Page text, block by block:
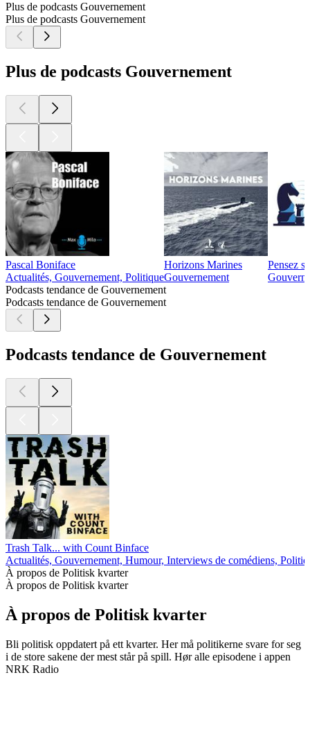
Plus de podcasts Gouvernement
Plus de podcasts Gouvernement
Plus de podcasts Gouvernement
Pascal Boniface
Actualités, Gouvernement, Politique
Horizons Marines
Gouvernement
Pensez
Podcasts tendance de Gouvernement
Podcasts tendance de Gouvernement
Podcasts tendance de Gouvernement
Trash Talk... with Count Binface
Actualités, Gouvernement, Humour, Interviews de comédiens,
À propos de Politisk kvarter
À propos de Politisk kvarter
À propos de Politisk kvarter
Bli politisk oppdatert på ett kvarter. Her må politikerne svare for seg
i de store sakene der mest står på spill. Hør alle episodene i appen
NRK Radio